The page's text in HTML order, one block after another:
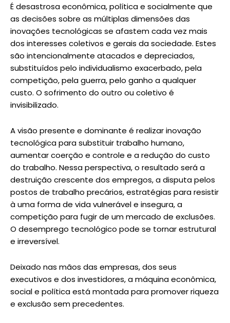
É desastrosa econômica, política e socialmente que
as decisões sobre as múltiplas dimensões das
inovações tecnológicas se afastem cada vez mais
dos interesses coletivos e gerais da sociedade. Estes
são intencionalmente atacados e depreciados,
substituídos pelo individualismo exacerbado, pela
competição, pela guerra, pelo ganho a qualquer
custo. O sofrimento do outro ou coletivo é
invisibilizado.
A visão presente e dominante é realizar inovação
tecnológica para substituir trabalho humano,
aumentar coerção e controle e a redução do custo
do trabalho. Nessa perspectiva, o resultado será a
destruição crescente dos empregos, a disputa pelos
postos de trabalho precários, estratégias para resistir
à uma forma de vida vulnerável e insegura, a
competição para fugir de um mercado de exclusões.
O desemprego tecnológico pode se tornar estrutural
e irreversível.
Deixado nas mãos das empresas, dos seus
executivos e dos investidores, a máquina econômica,
social e política está montada para promover riqueza
e exclusão sem precedentes.